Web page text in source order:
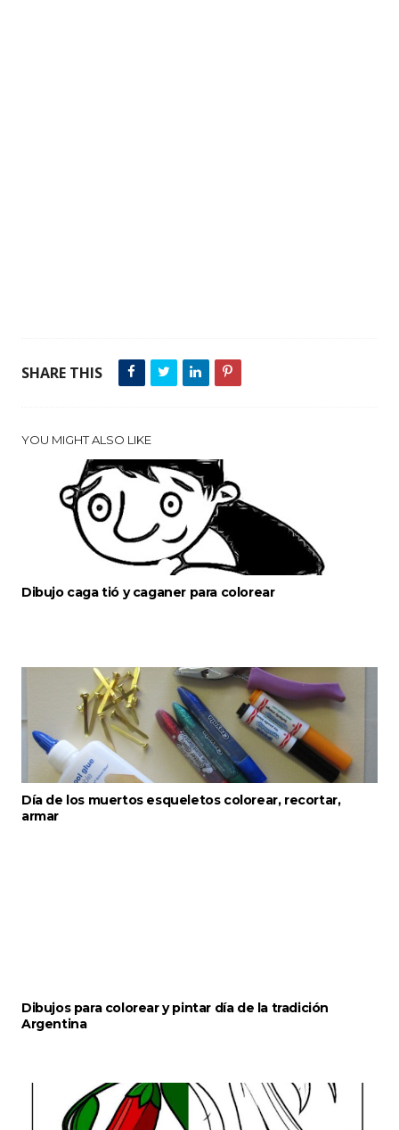
SHARE THIS
YOU MIGHT ALSO LIKE
Dibujo caga tió y caganer para colorear
Día de los muertos esqueletos colorear, recortar,
armar
Dibujos para colorear y pintar día de la tradición
Argentina